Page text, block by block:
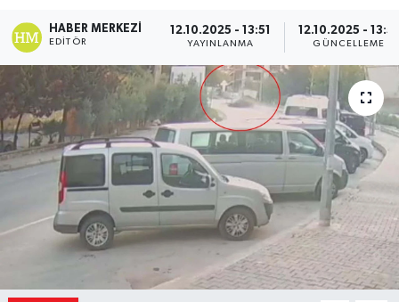
HABER MERKEZI
EDITÖR
12.10.2025 - 13:51
YAYINLANMA
12.10.2025 - 13:51
GÜNCELLEME